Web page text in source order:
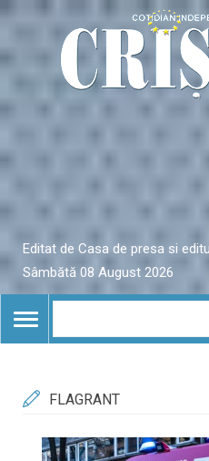
Editat de Casa de presa si
Sâmbătă 08 August 2026
TOGGLE
NAVIGATION
FLAGRANT